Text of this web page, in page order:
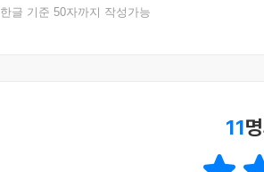
한글 기준 50자까지 작성가능
11